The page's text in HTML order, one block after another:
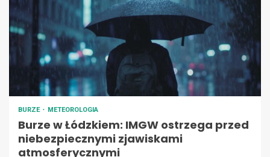
BURZE METEOROLOGIA
Burze w Łódzkiem: IMGW ostrzega przed
niebezpiecznymi zjawiskami
atmosferycznymi